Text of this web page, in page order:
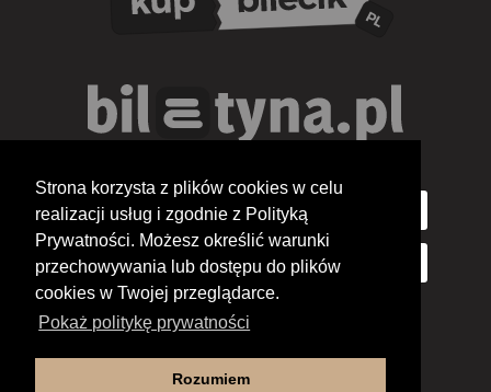
Strona korzysta z plików cookies w celu
realizacji usług i zgodnie z Polityką
Prywatności. Możesz określić warunki
przechowywania lub dostępu do plików
cookies w Twojej przeglądarce.
Pokaż politykę prywatności
Rozumiem